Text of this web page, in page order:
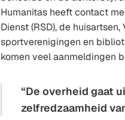
Humanitas heeft contact
Dienst (RSD), de
sportverenigingen en
komen veel aanmeldingen
De overheid gaat
zelfredzaamheid